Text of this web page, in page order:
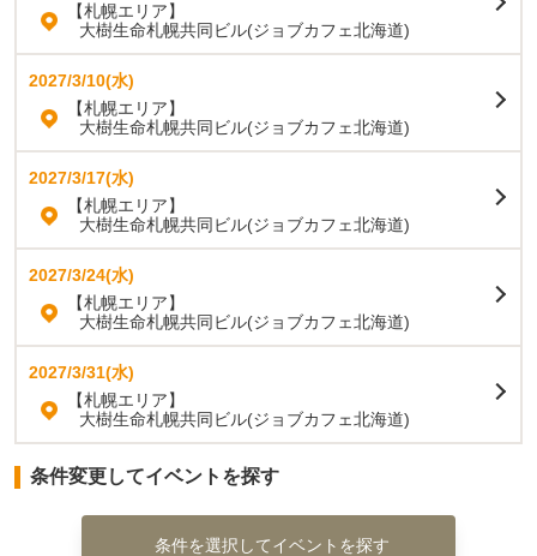
【札幌エリア】
大樹生命札幌共同ビル(ジョブカフェ北海道)
2027/3/10(水)
【札幌エリア】
大樹生命札幌共同ビル(ジョブカフェ北海道)
2027/3/17(水)
【札幌エリア】
大樹生命札幌共同ビル(ジョブカフェ北海道)
2027/3/24(水)
【札幌エリア】
大樹生命札幌共同ビル(ジョブカフェ北海道)
2027/3/31(水)
【札幌エリア】
大樹生命札幌共同ビル(ジョブカフェ北海道)
条件変更してイベントを探す
条件を選択してイベントを探す